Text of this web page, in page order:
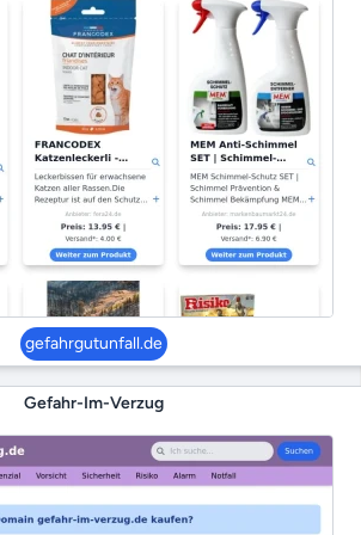
gefahrgutunfall.de
Gefahr-Im-Verzug